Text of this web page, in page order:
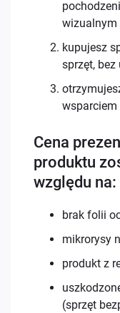
wizualnym
kupujesz
sprzęt,
Cena
produktu
względu na:
brak folii
mikrorysy
produkt z
(sprzęt